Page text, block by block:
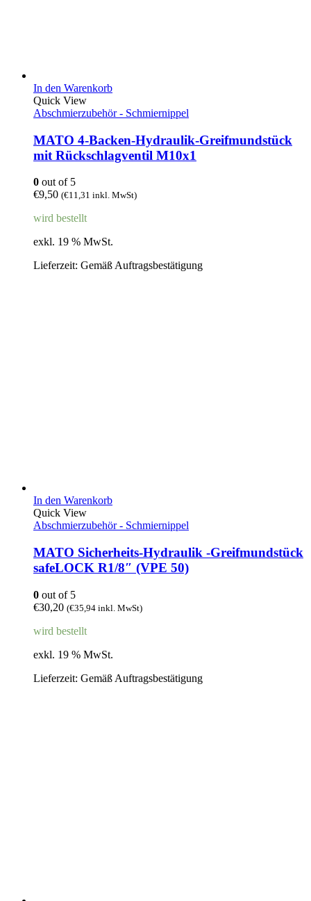
In den Warenkorb
Quick View
Abschmierzubehör - Schmiernippel
MATO 4-Backen-Hydraulik-Greifmundstück
mit Rückschlagventil M10x1
0 out of 5
€9,50 (€11,31 inkl. MwSt)
wird bestellt
exkl. 19 % MwSt.
Lieferzeit: Gemäß Auftragsbestätigung
In den Warenkorb
Quick View
Abschmierzubehör - Schmiernippel
MATO Sicherheits-Hydraulik -Greifmundstück
safeLOCK R1/8″ (VPE 50)
0 out of 5
€30,20 (€35,94 inkl. MwSt)
wird bestellt
exkl. 19 % MwSt.
Lieferzeit: Gemäß Auftragsbestätigung